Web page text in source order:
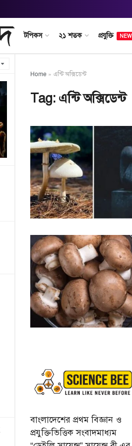
টপিকস ২১ শতক প্রযুক্তি NEW
Home » এন্টি অক্সিডেন্ট
Tag: এন্টি অক্সিডেন্ট
বাংলাদেশের প্রথম বিজ্ঞান ও
প্রযুক্তিভিত্তিক সংবাদমাধ্যম